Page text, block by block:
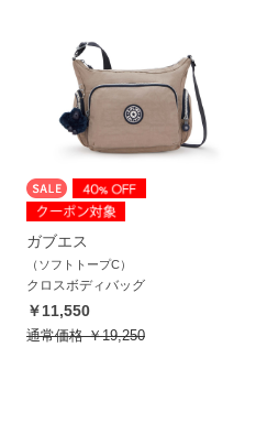
ガブエス
（ソフトトープC）
クロスボディバッグ
￥11,550
通常価格￥19,250